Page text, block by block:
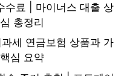
수료 | 마이너스 대출 상
총정리
세 연금보험 상품과 가
심 요약